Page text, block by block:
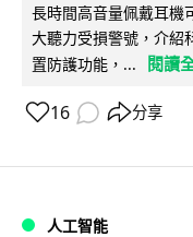
長時間高音量佩戴耳機
大聽力受損警號，介紹
置防護功能，...
閱讀
16 分享
人工智能